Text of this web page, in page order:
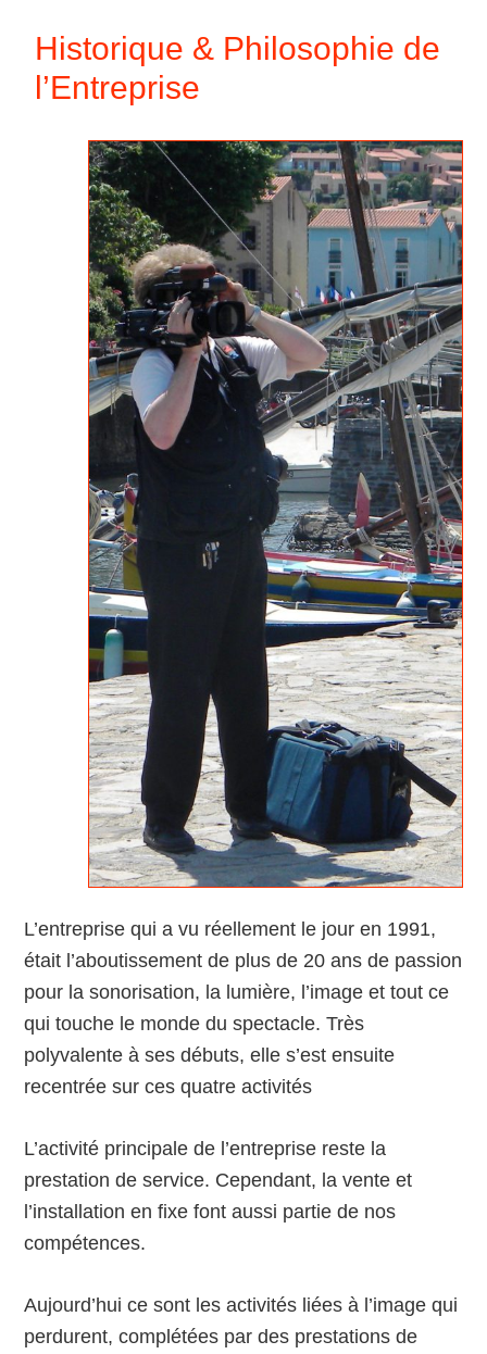
Historique & Philosophie de
l’Entreprise
L’entreprise qui a vu réellement le jour en 1991,
était l’aboutissement de plus de 20 ans de passion
pour la sonorisation, la lumière, l’image et tout ce
qui touche le monde du spectacle. Très
polyvalente à ses débuts, elle s’est ensuite
recentrée sur ces quatre activités
L’activité principale de l’entreprise reste la
prestation de service. Cependant, la vente et
l’installation en fixe font aussi partie de nos
compétences.
Aujourd’hui ce sont les activités liées à l’image qui
perdurent, complétées par des prestations de